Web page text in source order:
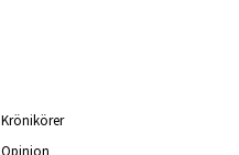
Krönikörer
Opinion